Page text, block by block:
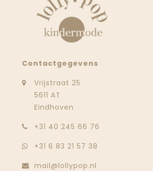
Contactgegevens
Vrijstraat 25
5611 AT
Eindhoven
‭+31 40 245 66 76
+31 6 83 21 57 38
mail@lollypop.nl